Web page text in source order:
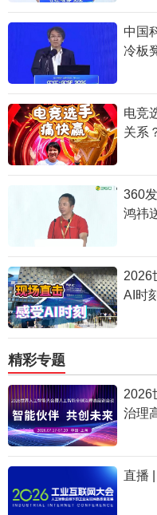
中国
冷板
电竞
关系
360
鸿祎
2026
AI时
精彩专题
2026
治理
直播